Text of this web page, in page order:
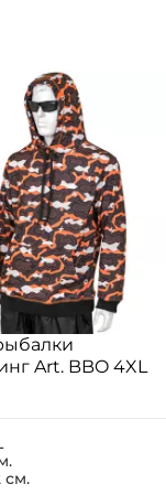
Art. BBO 4XL
см.